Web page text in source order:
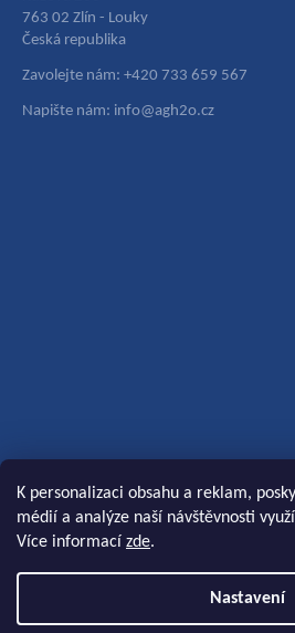
K personalizaci obsahu a reklam,
médií a analýze naší návštěvnosti
Více informací zde.
Nastavení
763 02 Zlín - Louky
Česká republika
Zavolejte nám: +420 733 659 567
Napište nám: info@agh2o.cz